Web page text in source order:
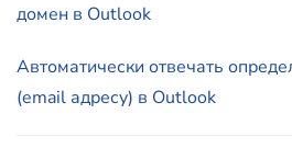
домен в Outlook
Автоматически отвечать
(email адресу) в Outlook